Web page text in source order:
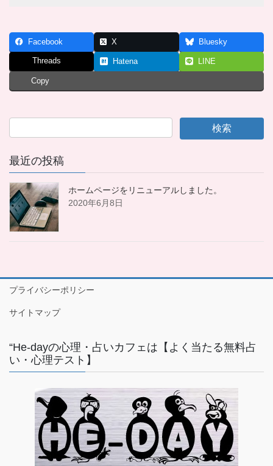
Facebook X Bluesky
Threads Hatena LINE
Copy
最近の投稿
ホームページをリニューアルしました。
2020年6月8日
プライバシーポリシー
サイトマップ
“He-dayの心理・占いカフェは【よく当たる無料占
い・心理テスト】